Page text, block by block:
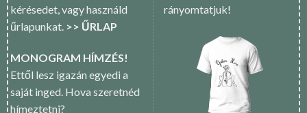
kérésedet, vagy használd
űrlapunkat. >> ŰRLAP
MONOGRAM HÍMZÉS!
Ettől lesz igazán egyedi a
saját inged. Hova szeretnéd
hímeztetni?
rányomtatjuk!